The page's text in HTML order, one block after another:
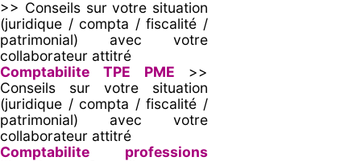
>> Conseils sur votre situation
(juridique / compta / fiscalité /
patrimonial) avec votre
collaborateur attitré
Comptabilite TPE PME >>
Conseils sur votre situation
(juridique / compta / fiscalité /
patrimonial) avec votre
collaborateur attitré
Comptabilite professions